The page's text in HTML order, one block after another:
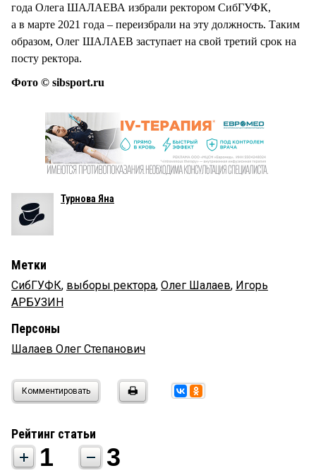
года Олега ШАЛАЕВА избрали ректором СибГУФК,
а в марте 2021 года – переизбрали на эту должность. Таким
образом, Олег ШАЛАЕВ заступает на свой третий срок на
посту ректора.
Фото © sibsport.ru
Турнова Яна
Метки
СибГУФК, выборы ректора, Олег Шалаев, Игорь
АРБУЗИН
Персоны
Шалаев Олег Степанович
Комментировать
Рейтинг статьи
1 3